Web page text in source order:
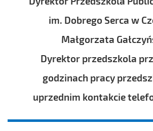
im. Dobrego Serca w
Małgorzata
Dyrektor przedszkola
godzinach pracy
uprzednim kontakcie